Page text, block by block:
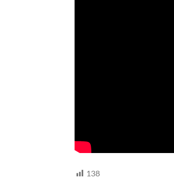
138